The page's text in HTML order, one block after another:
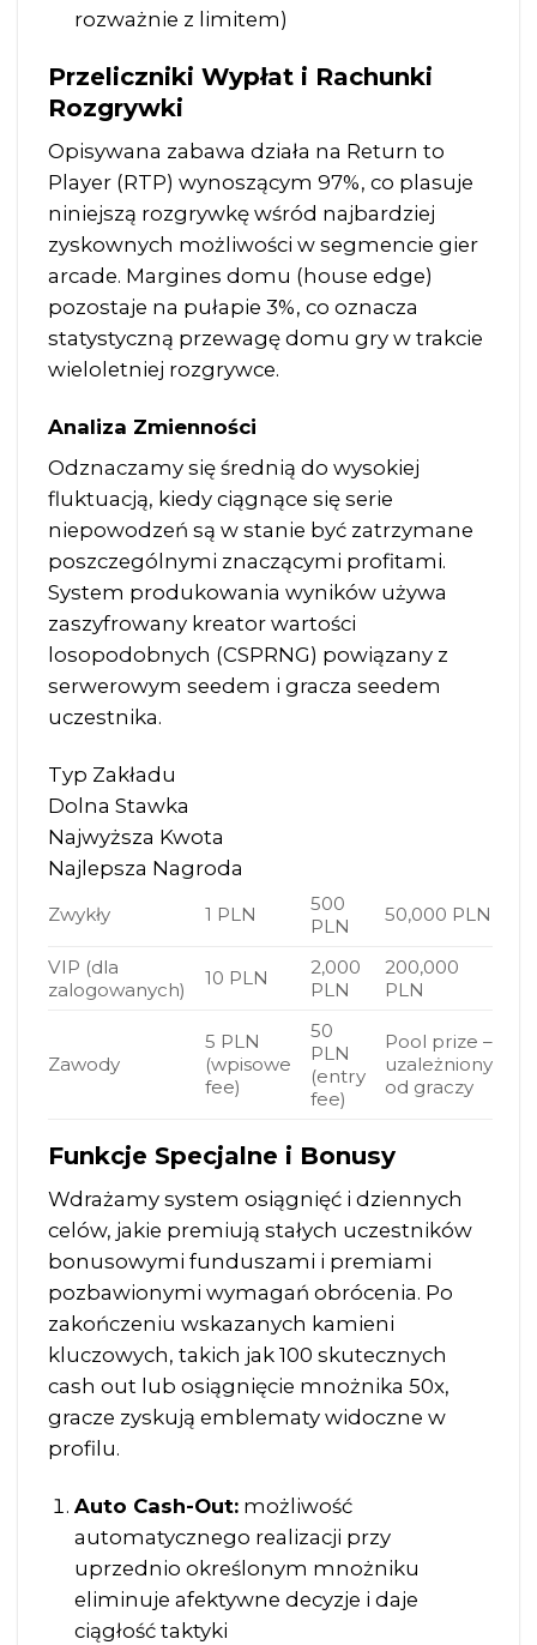
rozważnie z limitem)
Przeliczniki Wypłat i Rachunki
Rozgrywki
Opisywana zabawa działa na Return to
Player (RTP) wynoszącym 97%, co plasuje
niniejszą rozgrywkę wśród najbardziej
zyskownych możliwości w segmencie gier
arcade. Margines domu (house edge)
pozostaje na pułapie 3%, co oznacza
statystyczną przewagę domu gry w trakcie
wieloletniej rozgrywce.
Analiza Zmienności
Odznaczamy się średnią do wysokiej
fluktuacją, kiedy ciągnące się serie
niepowodzeń są w stanie być zatrzymane
poszczególnymi znaczącymi profitami.
System produkowania wyników używa
zaszyfrowany kreator wartości
losopodobnych (CSPRNG) powiązany z
serwerowym seedem i gracza seedem
uczestnika.
Typ Zakładu
Dolna Stawka
Najwyższa Kwota
Najlepsza Nagroda
Zwykły 1 PLN
500
PLN
50,000 PLN
VIP (dla
zalogowanych)
10 PLN
2,000
PLN
200,000
PLN
Zawody
5 PLN
(wpisowe
fee)
50
PLN
(entry
fee)
Pool prize –
uzależniony
od graczy
Funkcje Specjalne i Bonusy
Wdrażamy system osiągnięć i dziennych
celów, jakie premiują stałych uczestników
bonusowymi funduszami i premiami
pozbawionymi wymagań obrócenia. Po
zakończeniu wskazanych kamieni
kluczowych, takich jak 100 skutecznych
cash out lub osiągnięcie mnożnika 50x,
gracze zyskują emblematy widoczne w
profilu.
Auto Cash-Out: możliwość
automatycznego realizacji przy
uprzednio określonym mnożniku
eliminuje afektywne decyzje i daje
ciągłość taktyki